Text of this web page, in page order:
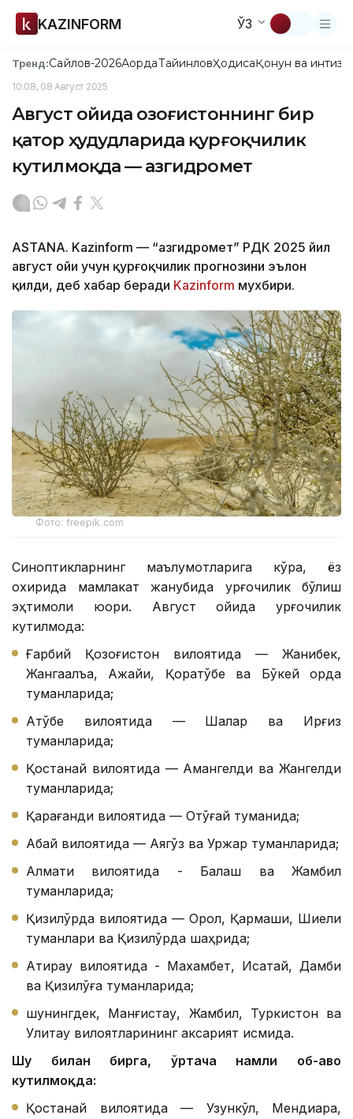
KAZINFORM ЎЗ
Тренд:Сайлов-2026АқордаТайинловҲодисаҚонун ва
10:08, 08 Август 2025
Август ойида Қозоғистоннинг бир
қатор ҳудудларида қурғоқчилик
кутилмоқда — Қазгидромет
ASTANA. Kazinform — “Қазгидромет” РДК 2025 йил
август ойи учун қурғоқчилик прогнозини эълон
қилди, деб хабар беради Kazinform мухбири.
Фото: freepik.com
Синоптикларнинг маълумотларига кўра, ёз
охирида мамлакат жанубида қурғоқчилик бўлиш
эҳтимоли юқори. Август ойида қурғоқчилик
кутилмоқда:
Ғарбий Қозоғистон вилоятида — Жанибек,
Жангақалъа, Ақжайиқ, Қоратўбе ва Бўкей орда
туманларида;
Ақтўбе вилоятида — Шалқар ва Ирғиз
туманларида;
Қостанай вилоятида — Амангелди ва Жангелди
туманларида;
Қарағанди вилоятида — Оқтўғай туманида;
Абай вилоятида — Аягўз ва Уржар туманларида;
Алмати вилоятида - Балқаш ва Жамбил
туманларида;
Қизилўрда вилоятида — Орол, Қармақши, Шиели
туманлари ва Қизилўрда шаҳрида;
Атирау вилоятида - Махамбет, Исатай, Дамби
ва Қизилқўға туманларида;
шунингдек, Манғистау, Жамбил, Туркистон ва
Улитау вилоятларининг аксарият қисмида.
Шу билан бирга, ўртача намли об-ҳаво
кутилмоқда:
Қостанай вилоятида — Узункўл, Мендиқара,